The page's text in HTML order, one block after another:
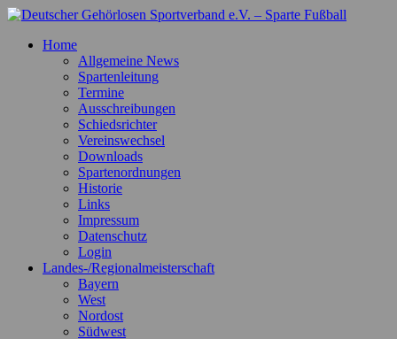
Zum
springen
Deutscher Gehörlosen Sportverband e.V. – Sparte Fußball
Offizielle Webseite der Sparte Fußball
Home
Allgemeine News
Spartenleitung
Termine
Ausschreibungen
Schiedsrichter
Vereinswechsel
Downloads
Spartenordnungen
Historie
Links
Impressum
Datenschutz
Login
Landes-/Regionalmeisterschaft
Bayern
West
Nordost
Südwest